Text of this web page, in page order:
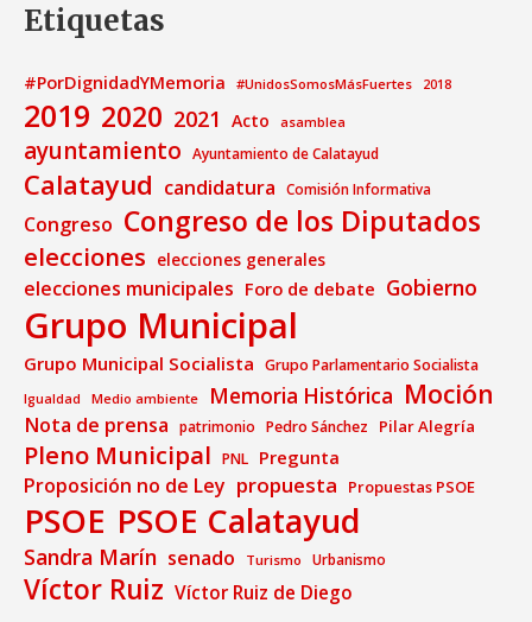
Etiquetas
#PorDignidadYMemoria #UnidosSomosMásFuertes 2018
2019 2020 2021 Acto asamblea
ayuntamiento Ayuntamiento de Calatayud
Calatayud candidatura Comisión Informativa
Congreso Congreso de los Diputados
elecciones elecciones generales
elecciones municipales Foro de debate Gobierno
Grupo Municipal
Grupo Municipal Socialista Grupo Parlamentario Socialista
Igualdad Medio ambiente Memoria Histórica Moción
Nota de prensa patrimonio Pedro Sánchez Pilar Alegría
Pleno Municipal PNL Pregunta
Proposición no de Ley propuesta Propuestas PSOE
PSOE PSOE Calatayud
Sandra Marín senado Turismo Urbanismo
Víctor Ruiz Víctor Ruiz de Diego